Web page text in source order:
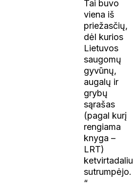
Tai buvo
viena iš
priežasčių,
dėl kurios
Lietuvos
saugomų
gyvūnų,
augalų ir
grybų
sąrašas
(pagal kurį
rengiama
knyga –
LRT)
ketvirtadaliu
sutrumpėjo.
“